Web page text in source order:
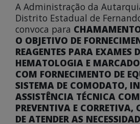
A Administração da
Distrito Estadual de
convoca para
O OBJETIVO DE
REAGENTES PARA EXAMES
HEMATOLOGIA E
COM FORNECIMENTO DE
SISTEMA DE COMODATO,
ASSISTÊNCIA TÉCNICA
PREVENTIVA E CORRETIVA,
DE ATENDER AS